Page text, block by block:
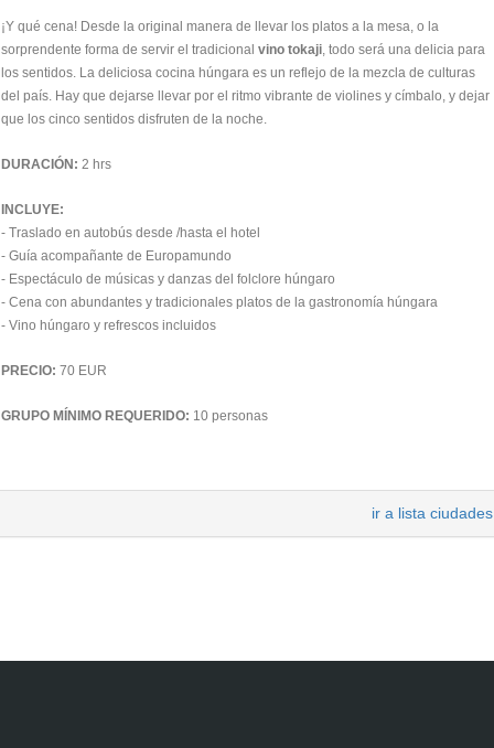
¡Y qué cena! Desde la original manera de llevar los platos a la mesa, o la
sorprendente forma de servir el tradicional vino tokaji, todo será una delicia para
los sentidos. La deliciosa cocina húngara es un reflejo de la mezcla de culturas
del país. Hay que dejarse llevar por el ritmo vibrante de violines y címbalo, y dejar
que los cinco sentidos disfruten de la noche.
DURACIÓN: 2 hrs
INCLUYE:
- Traslado en autobús desde /hasta el hotel
- Guía acompañante de Europamundo
- Espectáculo de músicas y danzas del folclore húngaro
- Cena con abundantes y tradicionales platos de la gastronomía húngara
- Vino húngaro y refrescos incluidos
PRECIO: 70 EUR
GRUPO MÍNIMO REQUERIDO: 10 personas
ir a lista ciudades